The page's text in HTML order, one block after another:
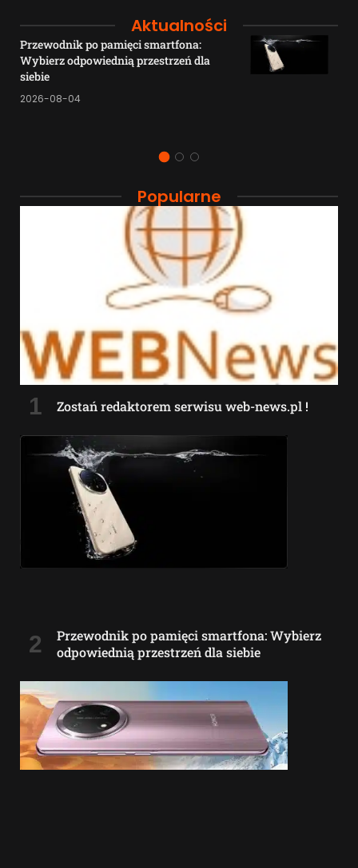
Aktualności
Przewodnik po pamięci smartfona:
Wybierz odpowiednią przestrzeń dla
siebie
2026-08-04
Popularne
Zostań redaktorem serwisu web-news.pl !
Przewodnik po pamięci smartfona: Wybierz
odpowiednią przestrzeń dla siebie